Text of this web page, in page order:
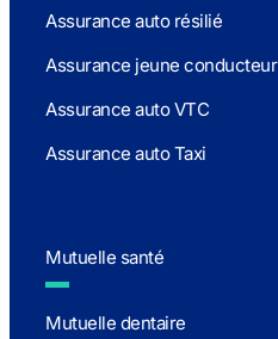
Assurance auto résilié
Assurance jeune conducteur
Assurance auto VTC
Assurance auto Taxi
Mutuelle santé
Mutuelle dentaire